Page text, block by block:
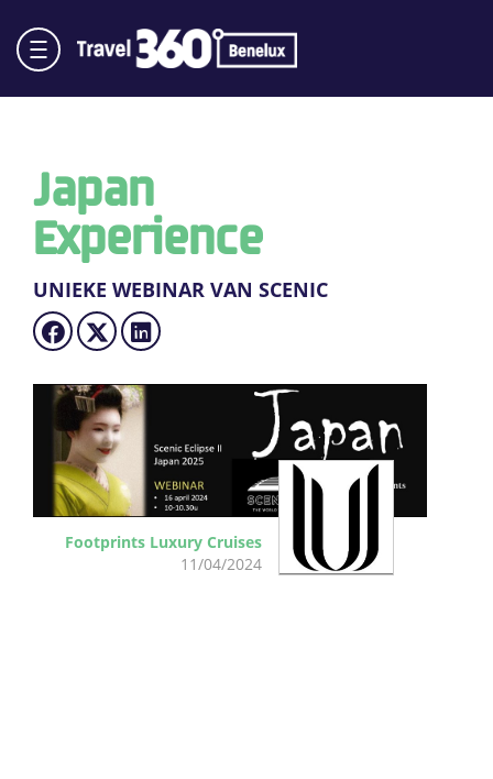
Japan
Experience
UNIEKE WEBINAR VAN SCENIC
Footprints Luxury Cruises
11/04/2024